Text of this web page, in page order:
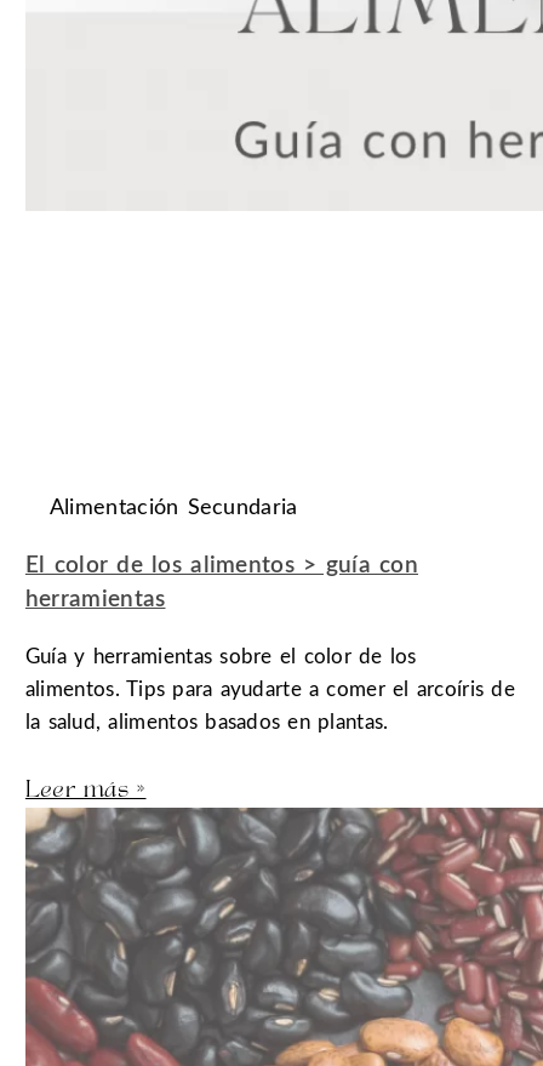
Alimentación Secundaria
El color de los alimentos > guía con
herramientas
Guía y herramientas sobre el color de los
alimentos. Tips para ayudarte a comer el arcoíris de
la salud, alimentos basados en plantas.
Leer más »